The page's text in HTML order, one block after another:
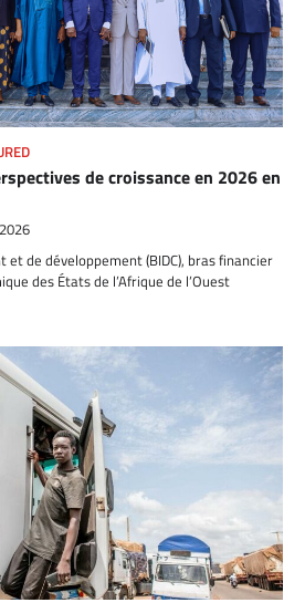
de croissance en 2026 en
et de développement (BIDC), bras financier
des États de l’Afrique de l’Ouest